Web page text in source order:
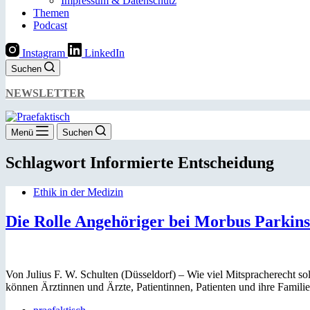
Themen
Podcast
Instagram LinkedIn
Suchen
NEWSLETTER
Menü Suchen
Schlagwort Informierte Entscheidung
Ethik in der Medizin
Die Rolle Angehöriger bei Morbus
Von Julius F. W. Schulten (Düsseldorf) – Wie viel Mitspracherecht
können Ärztinnen und Ärzte, Patientinnen, Patienten und ihre